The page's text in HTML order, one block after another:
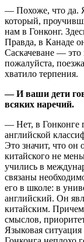
— Похоже, что да.
который,
нам в Гонконг.
Правда, в Канаде
Саскачеване —
пожалуйста,
хватило терпения.
— И ваши дети
всяких наречий.
— Нет, в Гонконге
английской
Это значит, что он
китайского не
учились в
связаны
его в школе: в
английский. Он
китайским.
смыслов,
Языковая